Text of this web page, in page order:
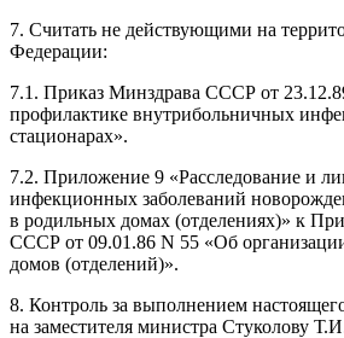
7. Считать не действующими на
Федерации:
7.1. Приказ Минздрава СССР от
профилактике внутрибольничных
стационарах».
7.2. Приложение 9 «Расследование и
инфекционных заболеваний
в родильных домах (отделениях)» к
СССР от 09.01.86 N 55 «Об
домов (отделений)».
8. Контроль за выполнением
на заместителя министра Стуколову